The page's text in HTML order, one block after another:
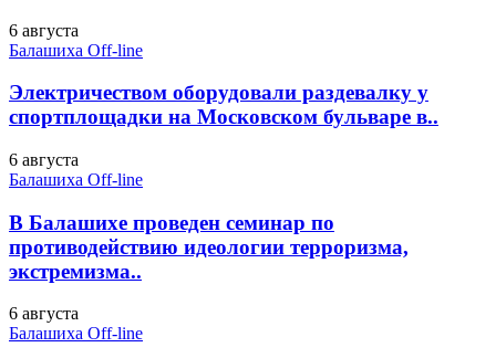
6 августа
Балашиха Off-line
Электричеством оборудовали раздевалку у
спортплощадки на Московском бульваре в..
6 августа
Балашиха Off-line
В Балашихе проведен семинар по
противодействию идеологии терроризма,
экстремизма..
6 августа
Балашиха Off-line